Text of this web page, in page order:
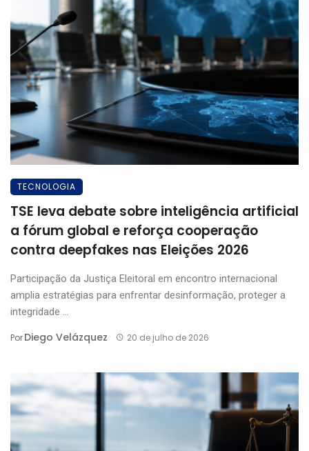
TECNOLOGIA
TSE leva debate sobre inteligência artificial
a fórum global e reforça cooperação
contra deepfakes nas Eleições 2026
Participação da Justiça Eleitoral em encontro internacional
amplia estratégias para enfrentar desinformação, proteger a
integridade ...
PorDiego Velázquez 20 de julho de 2026